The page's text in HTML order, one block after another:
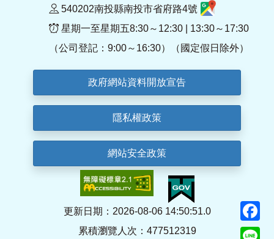
540202南投縣南投市省府路4號
星期一至星期五8:30～12:30 | 13:30～17:30
（公司登記：9:00～16:30）（國定假日除外）
政府網站資料開放宣告
隱私權政策
網站安全政策
更新日期：2026-08-06 14:50:51.0
累積瀏覽人次：477512319